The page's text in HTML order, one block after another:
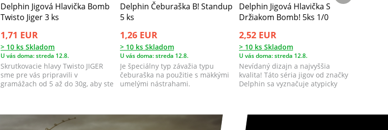
Delphin Jigová Hlavička Bomb
Twisto Jiger 3 ks
1,71 EUR
> 10 ks Skladom
U vás doma: streda 12.8.
Skrutkovacie hlavy Twisto JIGER
sme pre vás pripravili v
gramážach od 5 až do 30g, aby ste
Delphin Čeburaška B! Standup
5 ks
1,26 EUR
> 10 ks Skladom
U vás doma: streda 12.8.
Je špeciálny typ závažia typu
čeburaška na použitie s mäkkými
umelými nástrahami.
Delphin Jigová Hlavička S
Držiakom Bomb! 5ks 1/0
2,52 EUR
> 10 ks Skladom
U vás doma: streda 12.8.
Nevídaný dizajn a najvyššia
kvalita! Táto séria jigov od značky
Delphin sa vyznačuje atypicky